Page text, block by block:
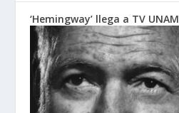
‘Hemingway’ llega a TV UNAM